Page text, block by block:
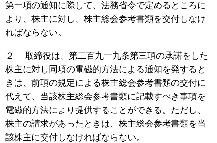
第一項の通知に際して、法務省令で定めるところに
より、株主に対し、株主総会参考書類を交付しなけ
ればならない。
２ 取締役は、第二百九十九条第三項の承諾をした
株主に対し同項の電磁的方法による通知を発すると
きは、前項の規定による株主総会参考書類の交付に
代えて、当該株主総会参考書類に記載すべき事項を
電磁的方法により提供することができる。ただし、
株主の請求があったときは、株主総会参考書類を当
該株主に交付しなければならない。